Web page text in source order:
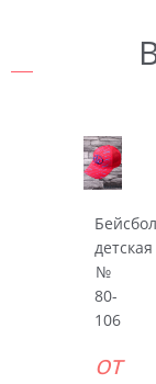
детская
№
80-
106
от